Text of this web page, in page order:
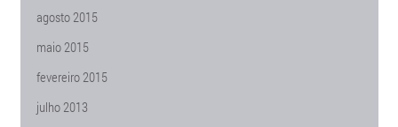
agosto 2015
maio 2015
fevereiro 2015
julho 2013